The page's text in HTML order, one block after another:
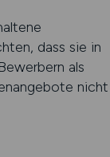
dass sie in
als
nicht